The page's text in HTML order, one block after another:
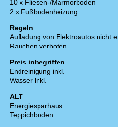
10 x Fliesen-/Marmorboden
2 x Fußbodenheizung
Regeln
Aufladung von Elektroautos nicht
Rauchen verboten
Preis inbegriffen
Endreinigung inkl.
Wasser inkl.
ALT
Energiesparhaus
Teppichboden